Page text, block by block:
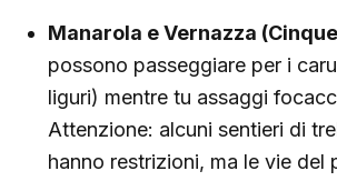
Manarola e Vernazza
possono passeggiare per i
liguri) mentre tu assaggi
Attenzione: alcuni sentieri di
hanno restrizioni, ma le vie del